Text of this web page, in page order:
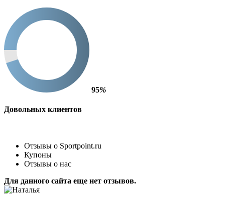
95%
Довольных клиентов
Отзывы о Sportpoint.ru
Купоны
Отзывы о нас
Для данного сайта еще нет отзывов.